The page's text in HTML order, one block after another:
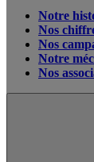
Notre
Nos
Nos
Notre
Nos